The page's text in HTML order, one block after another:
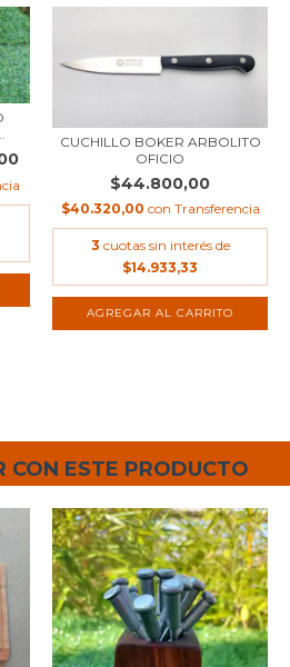
CUCHILLO BOKER ARBOLITO
OFICIO
$44.800,00
$40.320,00 con Transferencia
3 cuotas sin interés de
$14.933,33
CON ESTE PRODUCTO